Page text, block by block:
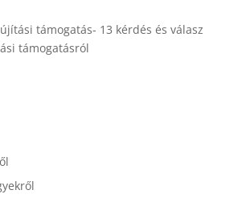
támogatás- 13 kérdés és válasz
támogatásról